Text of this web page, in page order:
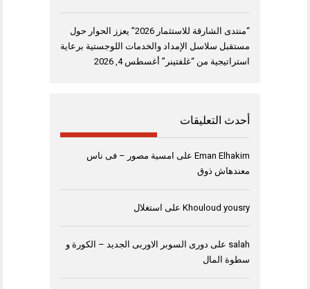
“منتدى الشارقة للاستثمار 2026” يعزز الحوار حول
مستقبل سلاسل الإمداد والخدمات اللوجستية برعاية
استراتيجية من “غلفتينر” أغسطس 4, 2026
أحدث التعليقات
Eman Elhakim على امسية مصور – فى ناس
معندهاش ذوق
Khouloud yousry على استغلال
salah على دورى السوبر الاوربى الجديد – الكورة و
سطوة المال